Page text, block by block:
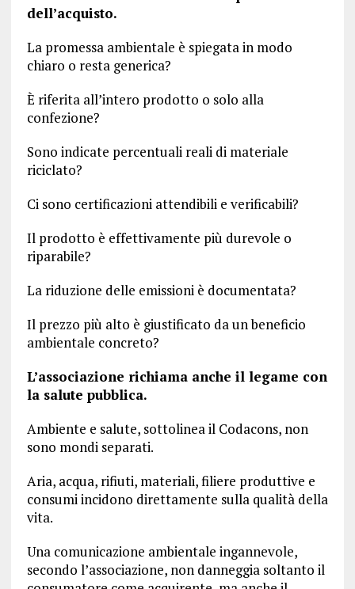
dell’acquisto.
La promessa ambientale è spiegata in modo
chiaro o resta generica?
È riferita all’intero prodotto o solo alla
confezione?
Sono indicate percentuali reali di materiale
riciclato?
Ci sono certificazioni attendibili e verificabili?
Il prodotto è effettivamente più durevole o
riparabile?
La riduzione delle emissioni è documentata?
Il prezzo più alto è giustificato da un beneficio
ambientale concreto?
L’associazione richiama anche il legame con
la salute pubblica.
Ambiente e salute, sottolinea il Codacons, non
sono mondi separati.
Aria, acqua, rifiuti, materiali, filiere produttive e
consumi incidono direttamente sulla qualità della
vita.
Una comunicazione ambientale ingannevole,
secondo l’associazione, non danneggia soltanto il